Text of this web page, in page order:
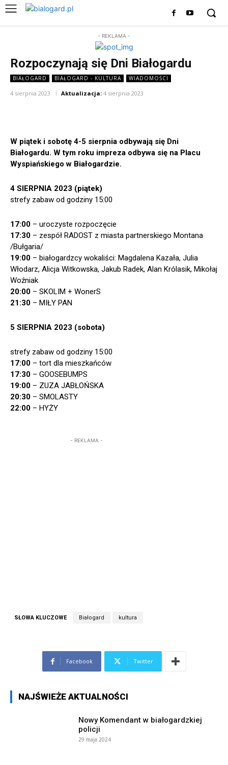
- REKLAMA -
Rozpoczynają się Dni Białogardu
BIAŁOGARD BIAŁOGARD - KULTURA WIADOMOŚCI
4 sierpnia 2023 Aktualizacja: 4 sierpnia 2023
W piątek i sobotę 4-5 sierpnia odbywają się Dni
Białogardu. W tym roku impreza odbywa się na Placu
Wyspiańskiego w Białogardzie.
4 SIERPNIA 2023 (piątek)
strefy zabaw od godziny 15:00
17:00 – uroczyste rozpoczęcie
17:30 – zespół RADOST z miasta partnerskiego Montana
/Bułgaria/
19:00 – białogardzcy wokaliści: Magdalena Kazała, Julia
Włodarz, Alicja Witkowska, Jakub Radek, Alan Królasik, Mikołaj
Woźniak
20:00 – SKOLIM + WonerS
21:30 – MIŁY PAN
5 SIERPNIA 2023 (sobota)
strefy zabaw od godziny 15:00
17:00 – tort dla mieszkańców
17:30 – GOOSEBUMPS
19:00 – ZUZA JABŁOŃSKA
20:30 – SMOLASTY
22:00 – HYŻY
- REKLAMA -
SŁOWA KLUCZOWE Białogard kultura
Facebook Twitter
NAJŚWIEŻE AKTUALNOŚCI
Nowy Komendant w białogardzkiej
policji
29 maja 2024